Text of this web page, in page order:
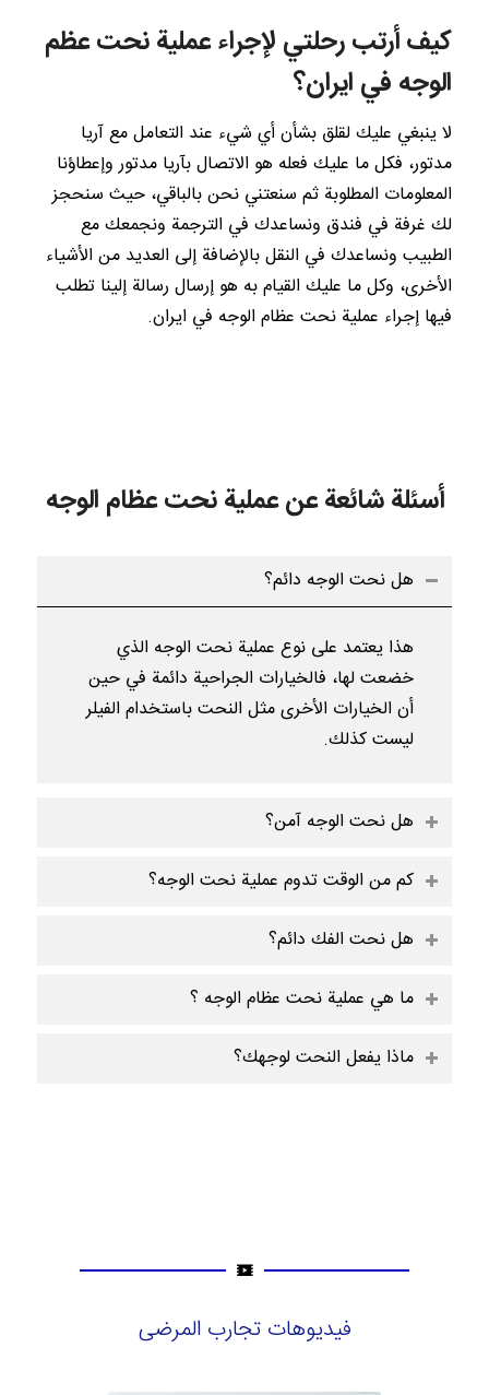
كيف أرتب رحلتي لإجراء عملية نحت عظم
الوجه في ايران؟
لا ينبغي عليك لقلق بشأن أي شيء عند التعامل مع آريا
مدتور، فكل ما عليك فعله هو الاتصال بآريا مدتور وإعطاؤنا
المعلومات المطلوبة ثم سنعتني نحن بالباقي، حيث سنحجز
لك غرفة في فندق ونساعدك في الترجمة ونجمعك مع
الطبيب ونساعدك في النقل بالإضافة إلى العديد من الأشياء
الأخرى، وكل ما عليك القيام به هو إرسال رسالة إلينا تطلب
فيها إجراء عملية نحت عظام الوجه في ايران.
أسئلة شائعة عن عملية نحت عظام الوجه
هل نحت الوجه دائم؟
هذا يعتمد على نوع عملية نحت الوجه الذي
خضعت لها، فالخيارات الجراحية دائمة في حين
أن الخيارات الأخرى مثل النحت باستخدام الفيلر
ليست كذلك.
هل نحت الوجه آمن؟
كم من الوقت تدوم عملية نحت الوجه؟
هل نحت الفك دائم؟
ما هي عملية نحت عظام الوجه ؟
ماذا يفعل النحت لوجهك؟
فيديوهات تجارب المرضى